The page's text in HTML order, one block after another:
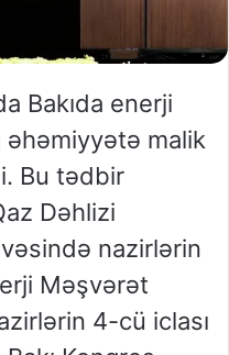
Bakıda enerji
malik
Bu tədbir
Dəhlizi
nazirlərin
Məşvərət
4-cü iclası